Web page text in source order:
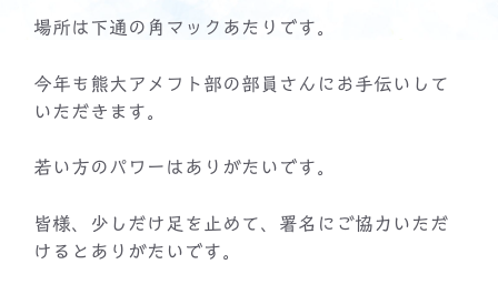
場所は下通の角マックあたりです。
今年も熊大アメフト部の部員さんにお手伝いして
いただきます。
若い方のパワーはありがたいです。
皆様、少しだけ足を止めて、署名にご協力いただ
けるとありがたいです。